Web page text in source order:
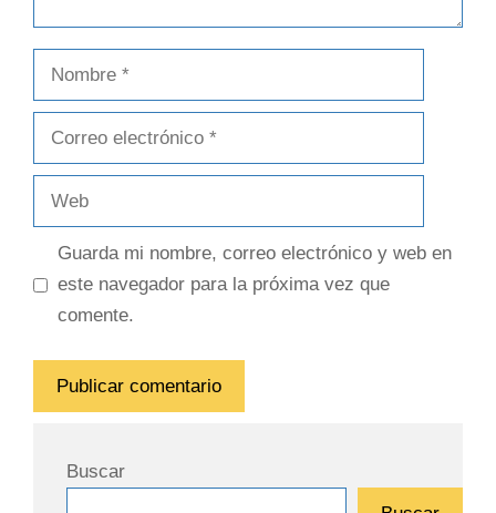
Guarda mi nombre, correo electrónico y web en
este navegador para la próxima vez que
comente.
Buscar